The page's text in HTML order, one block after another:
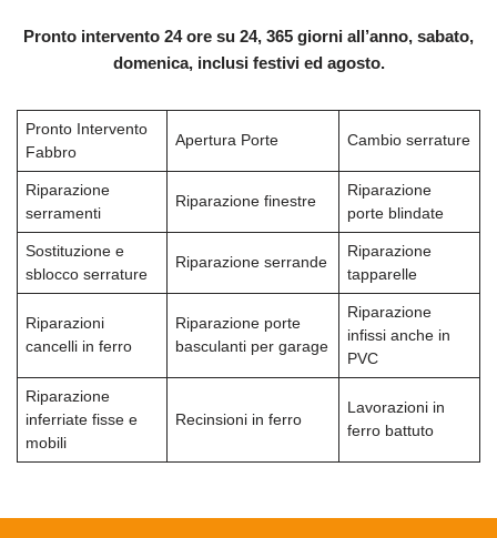
Pronto intervento 24 ore su 24, 365 giorni all’anno, sabato,
domenica, inclusi festivi ed agosto.
Pronto Intervento
Fabbro
Apertura Porte Cambio serrature
Riparazione
serramenti
Riparazione finestre
Riparazione
porte blindate
Sostituzione e
sblocco serrature
Riparazione serrande
Riparazione
tapparelle
Riparazioni
cancelli in ferro
Riparazione porte
basculanti per garage
Riparazione
infissi anche in
PVC
Riparazione
inferriate fisse e
mobili
Recinsioni in ferro
Lavorazioni in
ferro battuto